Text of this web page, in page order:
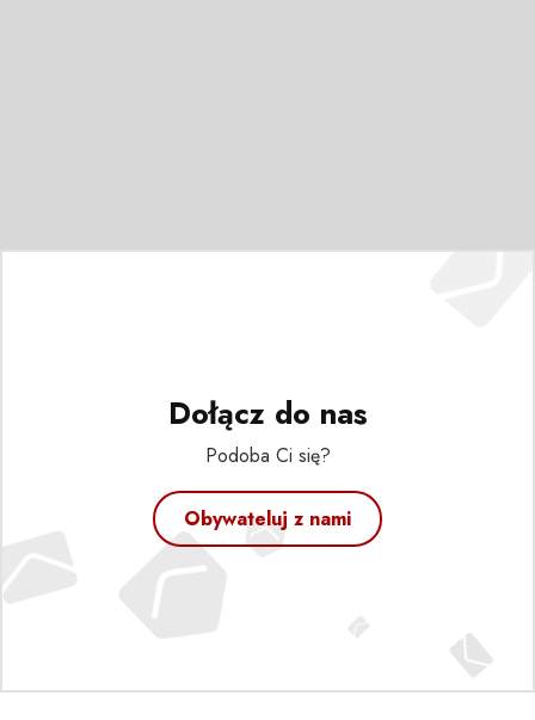
Dołącz do nas
Podoba Ci się?
Obywateluj z nami